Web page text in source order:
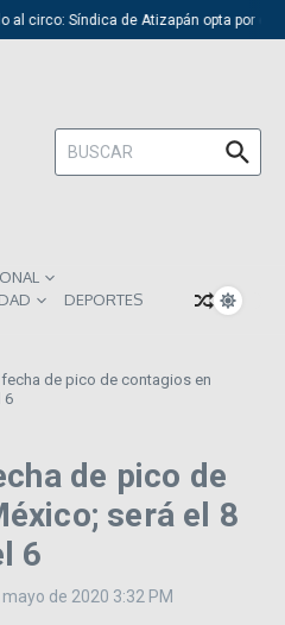
al circo: Síndica de Atizapán opta por el
Buscar:
DEPORTES
de pico de contagios en
6
de pico de
será el 8
6
mayo de 2020 3:32 PM